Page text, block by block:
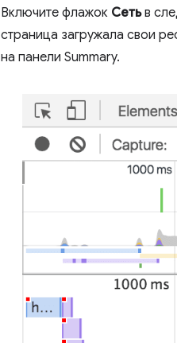
Включите флажок Сетьв
страница загружала свои
на панели Summary.